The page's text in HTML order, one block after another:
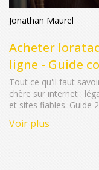
Jonathan Maurel
Acheter
ligne - Guide
Tout ce qu'il faut
chère sur internet :
et sites fiables. Guide
Voir plus